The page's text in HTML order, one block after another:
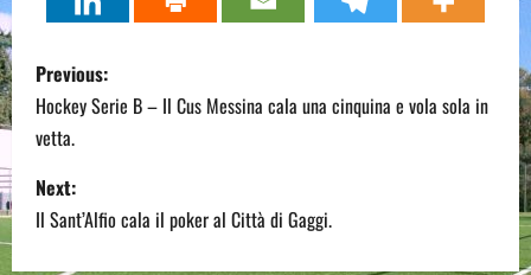
P
o
s
t
n
Previous:
Hockey Serie B – Il Cus Messina cala una cinquina e vola sola in
vetta.
Next:
Il Sant’Alfio cala il poker al Città di Gaggi.